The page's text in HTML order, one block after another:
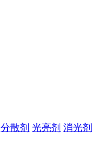
分散剂 光亮剂 消光剂